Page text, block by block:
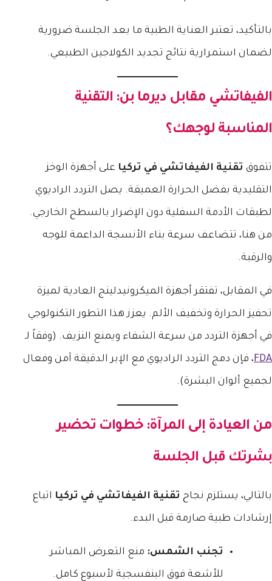
بالتأكيد، تعتبر العناية الطبية ما بعد الجلسة ضرورية
لضمان استمرارية نتائج تجديد الكولاجين الطبيعي.
الفيفاتشي مقابل ديرما بن: التقنية
المناسبة لوجهك؟
تتفوق تقنية الفيفاتشي في تركيا على أجهزة الوخز
التقليدية بفضل الحرارة العميقة. يصل التردد الراديوي
لطبقات الأدمة السفلية دون الإضرار بالسطح الخارجي.
من هنا، تتضاعف سرعة بناء الأنسجة الداعمة للوجه
والرقبة.
في المقابل، تفتقر أجهزة الميكرونيدلينج العادية لميزة
تحفيز الحرارة وتخفيف الألم. يعزز هذا التطور التكنولوجي
في أجهزة التردد من سرعة الشفاء ويمنع النزيف. (وفقاً لـ
FDA، فإن دمج التردد الراديوي مع الإبر الدقيقة آمن وفعال
لجميع ألوان البشرة).
من العيادة إلى المرآة: خطوات تحضير
بشرتك قبل الجلسة
بالتالي، يستلزم نجاح تقنية الفيفاتشي في تركيا اتباع
إرشادات طبية صارمة قبل البدء.
تجنب الشمس: منع التعرض المباشر
للأشعة فوق البنفسجية لأسبوع كامل.